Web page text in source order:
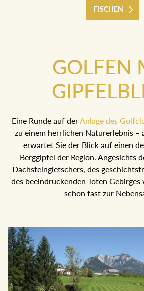
FISCHEN
GOLFEN
Eine Runde auf derAnlage des
zu einem herrlichen Naturerlebnis –
erwartet Sie der Blick auf einen
Berggipfel der Region. Angesichts
Dachsteingletschers, des
des beeindruckenden Toten
schon fast zur